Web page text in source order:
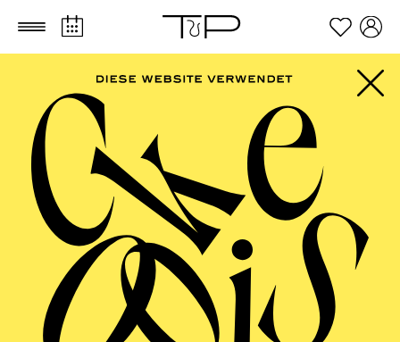
Zum Hauptinhalt springen Zum Footer springen
AALTO MUSIKTHEATER